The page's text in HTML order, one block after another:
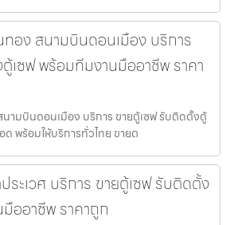
ทอง สนามบินดอนเมือง บริการ
เซฟ พร้อมทีมงานมืออาชีพ ราคา
นามบินดอนเมือง บริการ ขายตู้เซฟ รับติดตั้งตู้
พร้อมให้บริการทั่วไทย ขายต
ระเวศ บริการ ขายตู้เซฟ รับติดตั้ง
ออาชีพ ราคาถูก